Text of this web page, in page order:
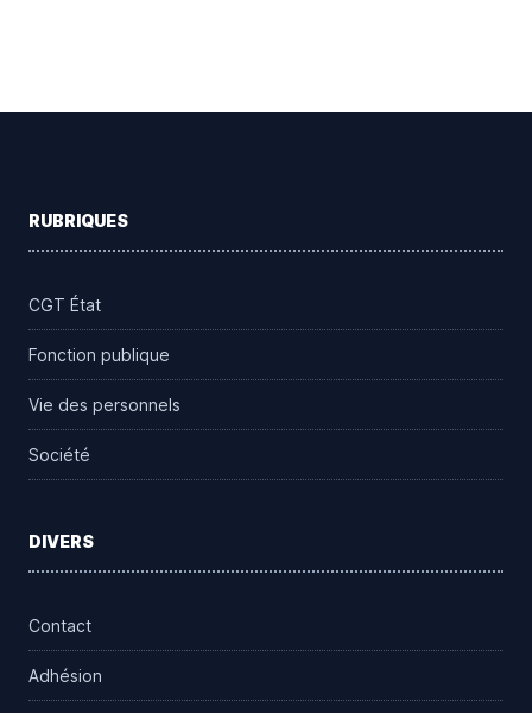
RUBRIQUES
CGT État
Fonction publique
Vie des personnels
Société
DIVERS
Contact
Adhésion